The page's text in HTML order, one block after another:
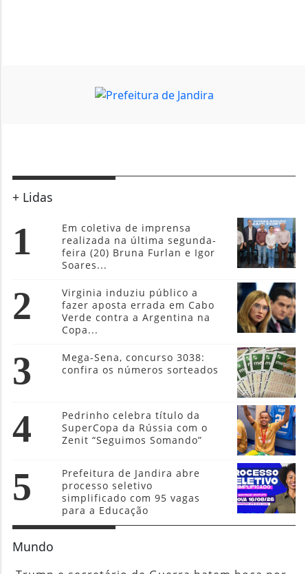
+ Lidas
1
Em coletiva de imprensa
realizada na última segunda-
feira (20) Bruna Furlan e Igor
Soares...
2
Virginia induziu público a
fazer aposta errada em Cabo
Verde contra a Argentina na
Copa...
3
Mega-Sena, concurso 3038:
confira os números sorteados
4
Pedrinho celebra título da
SuperCopa da Rússia com o
Zenit “Seguimos Somando”
5
Prefeitura de Jandira abre
processo seletivo
simplificado com 95 vagas
para a Educação
Mundo